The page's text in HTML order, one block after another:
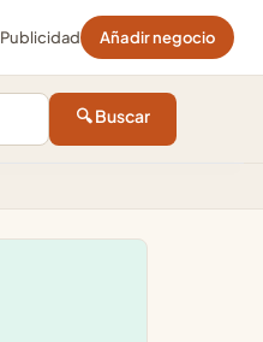
Publicidad Añadir negocio
🔍 Buscar